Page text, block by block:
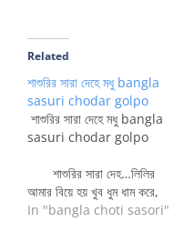
Related
শাশুরির সারা দেহে মধু bangla
sasuri chodar golpo
শাশুরির সারা দেহে মধু bangla
sasuri chodar golpo
শাশুরির সারা দেহ…লিলির
আমার বিয়ে হয় খুব ধুম ধাম করে,
কারণ ওই ছিলো বাবা-মায়ের বড়
In "bangla choti sasori"